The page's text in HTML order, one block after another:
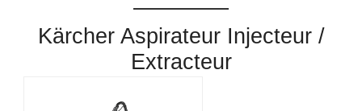
Kärcher Aspirateur Injecteur /
Extracteur